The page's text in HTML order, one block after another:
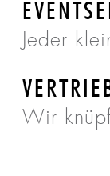
Jeder
Wir